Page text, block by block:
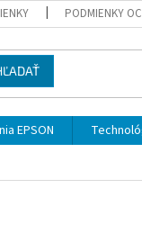
PODMIENKY
EPSON